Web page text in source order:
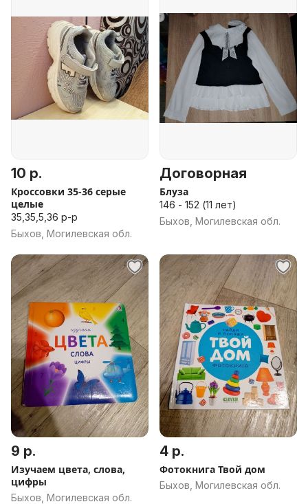
10 р.
Кроссовки 35-36 серые
целые
35,35,5,36 р-р
Быхов, Могилевская обл.
Договорная
Блуза
146 - 152 (11 лет)
Быхов, Могилевская обл.
9 р.
Изучаем цвета, слова,
цифры
Быхов, Могилевская обл.
4 р.
Фотокнига Твой дом
Быхов, Могилевская обл.